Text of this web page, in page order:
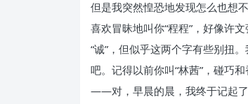
但是我突然惶恐地发现怎么也想
喜欢冒昧地叫你“程程”，好像许
“诚”，但似乎这两个字有些别扭
吧。记得以前你叫“林茜”，碰巧
——对，早晨的晨，我终于记起了